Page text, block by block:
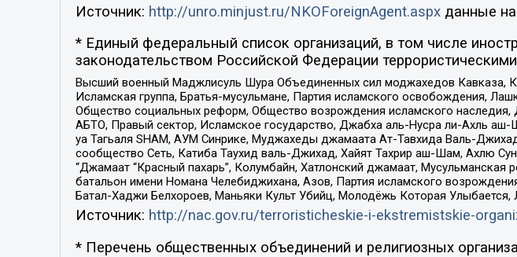
Источник: http://unro.minjust.ru/NKOForeignAgent.aspxданные на
* Единый федеральный список организаций, в том числе
законодательством Российской Федерации
Высший военный Маджлисуль Шура Объединенных сил моджахедов Кавказа,
Исламская группа, Братья-мусульмане, Партия исламского освобождения,
Общество социальных реформ, Общество возрождения исламского
АБТО, Правый сектор, Исламское государство, Джабха аль-Нусра ли-Ахль
уа Тагьаля SHAM, АУМ Синрике, Муджахеды джамаата Ат-Тавхида Валь-
сообщество Сеть, Катиба Таухид валь-Джихад, Хайят Тахрир аш-Шам, Ахлю
“Джамаат “Красный пахарь”, Колумбайн, Хатлонский джамаат, Мусульманская
батальон имени Номана Челебиджихана, Азов, Партия исламского
Батал-Хаджи Белхороев, Маньяки Культ Убийц, Молодёжь Которая
Источник: http://nac.gov.ru/terroristicheskie-i-ekstremistskie-
* Перечень общественных объединений и религиозных